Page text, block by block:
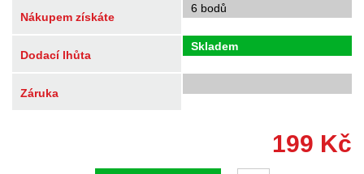
Nákupem získáte
6 bodů
Dodací lhůta
Skladem
Záruka
199 Kč